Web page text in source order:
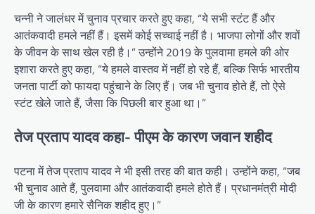
चन्नी ने जालंधर में चुनाव प्रचार करते हुए कहा, “ये सभी स्टंट हैं और
आतंकवादी हमले नहीं हैं। इसमें कोई सच्चाई नहीं है। भाजपा लोगों और शवों
के जीवन के साथ खेल रही है।” उन्होंने 2019 के पुलवामा हमले की ओर
इशारा करते हुए कहा, “ये हमले वास्तव में नहीं हो रहे हैं, बल्कि सिर्फ भारतीय
जनता पार्टी को फायदा पहुंचाने के लिए हैं। जब भी चुनाव होते हैं, तो ऐसे
स्टंट खेले जाते हैं, जैसा कि पिछली बार हुआ था।”
तेज प्रताप यादव कहा- पीएम के कारण जवान शहीद
पटना में तेज प्रताप यादव ने भी इसी तरह की बात कही। उन्होंने कहा, “जब
भी चुनाव आते हैं, पुलवामा और आतंकवादी हमले होते हैं। प्रधानमंत्री मोदी
जी के कारण हमारे सैनिक शहीद हुए।”